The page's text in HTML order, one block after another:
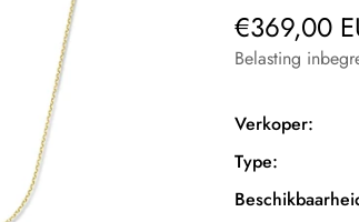
Normale
prijs
€369,00
Belasting
Verkoper:
Type: